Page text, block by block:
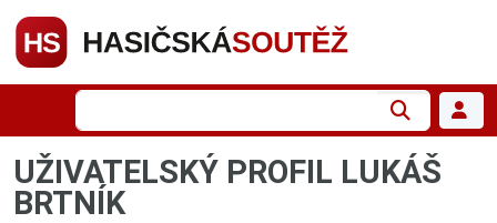
UŽIVATELSKÝ PROFIL LUKÁŠ
BRTNÍK